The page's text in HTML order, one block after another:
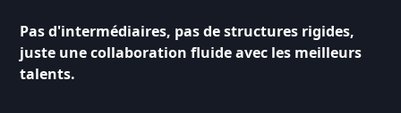
Pas d'intermédiaires, pas de structures rigides,
juste une collaboration fluide avec les meilleurs
talents.